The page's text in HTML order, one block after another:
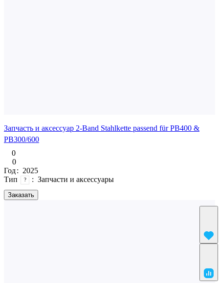
Запчасть и аксессуар 2-Band Stahlkette passend für PB400 &
PB300/600
0
0
Заказать
Год: 2025
Тип
? : Запчасти и аксессуары